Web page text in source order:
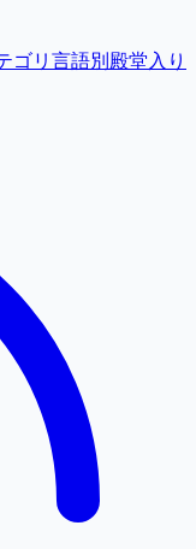
ゴリ 言語別殿堂入り